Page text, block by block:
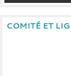
COMITÉ ET